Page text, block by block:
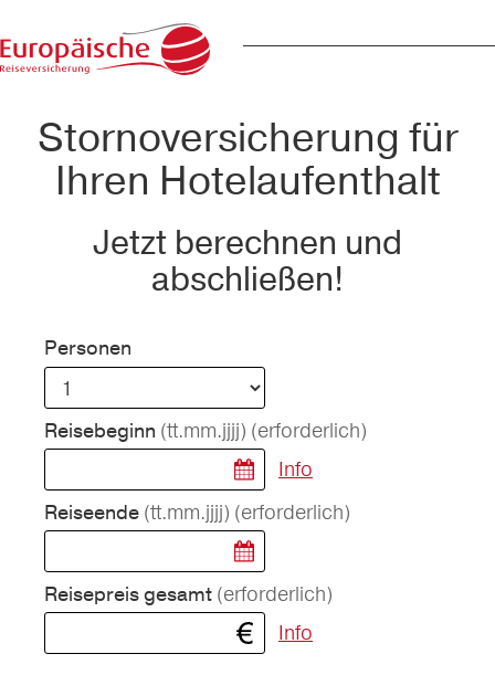
Stornoversicherung für
Ihren Hotelaufenthalt
Jetzt berechnen und
abschließen!
Personen
Reisebeginn (tt.mm.jjjj) (erforderlich)
Info
Reiseende (tt.mm.jjjj) (erforderlich)
Reisepreis gesamt (erforderlich)
Info